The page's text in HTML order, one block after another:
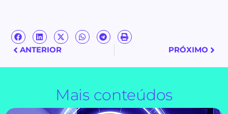
ANTERIOR PRÓXIMO
Mais conteúdos